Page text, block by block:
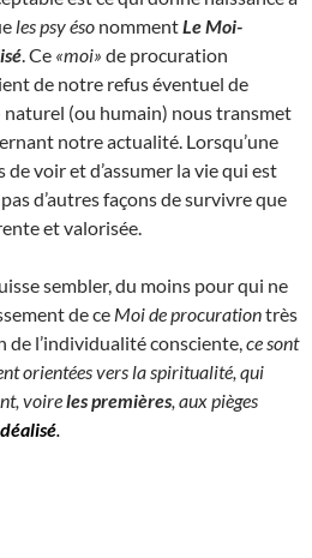
les psy éso nommentLe Moi-
. Ce «moi» de procuration
de notre refus éventuel de
naturel (ou humain) nous transmet
notre actualité. Lorsqu’une
voir et d’assumer la vie qui est
d’autres façons de survivre que
et valorisée.
sembler, du moins pour qui ne
de ce Moi de procurationtrès
de l’individualité consciente, ce sont
orientées vers la spiritualité, qui
voireles premières , aux pièges